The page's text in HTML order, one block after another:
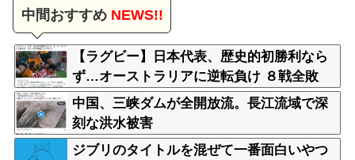
中間おすすめNEWS!!
【ラグビー】日本代表、歴史的初勝利なら
ず…オーストラリアに逆転負け ８戦全敗
中国、三峡ダムが全開放流。長江流域で深
刻な洪水被害
ジブリのタイトルを混ぜて一番面白いやつ